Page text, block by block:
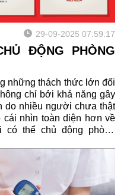
29-09-2025 07:59:17
ĐỘNG PHÒNG
những thách thức lớn đối
chỉ bởi khả năng gây
do nhiều người chưa thật
nhìn toàn diện hơn về
có thể chủ động phòng